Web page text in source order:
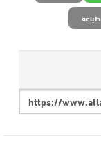
طباعة